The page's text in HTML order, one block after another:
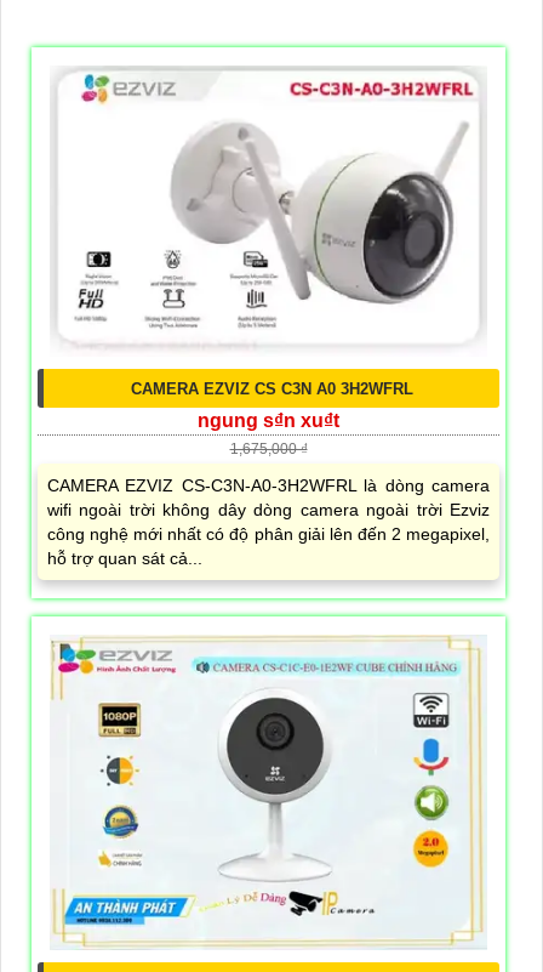
CAMERA EZVIZ CS C3N A0 3H2WFRL
ngung s₫n xu₫t
1,675,000 ₫
CAMERA EZVIZ CS-C3N-A0-3H2WFRL là dòng camera
wifi ngoài trời không dây dòng camera ngoài trời Ezviz
công nghệ mới nhất có độ phân giải lên đến 2 megapixel,
hỗ trợ quan sát cả...